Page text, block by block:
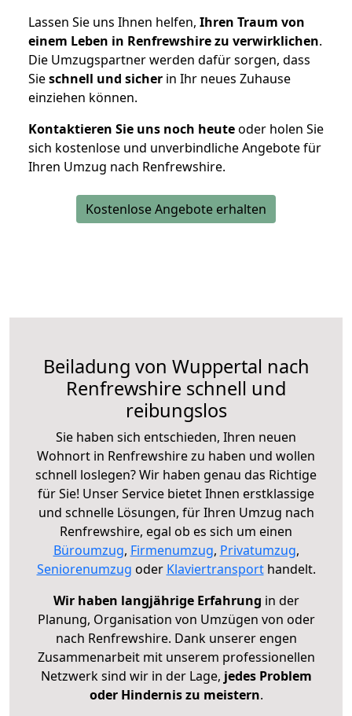
Lassen Sie uns Ihnen helfen, Ihren Traum von
einem Leben in Renfrewshire zu verwirklichen.
Die Umzugspartner werden dafür sorgen, dass
Sieschnell und sicher in Ihr neues Zuhause
einziehen können.
Kontaktieren Sie uns noch heuteoder holen Sie
sich kostenlose und unverbindliche Angebote für
Ihren Umzug nach Renfrewshire.
Kostenlose Angebote erhalten
Beiladung von Wuppertal nach
Renfrewshire schnell und
reibungslos
Sie haben sich entschieden, Ihren neuen
Wohnort in Renfrewshire zu haben und wollen
schnell loslegen? Wir haben genau das Richtige
für Sie! Unser Service bietet Ihnen erstklassige
und schnelle Lösungen, für Ihren Umzug nach
Renfrewshire, egal ob es sich um einen
Büroumzug, Firmenumzug, Privatumzug,
Seniorenumzug oder Klaviertransporthandelt.
Wir haben langjährige Erfahrung in der
Planung, Organisation von Umzügen von oder
nach Renfrewshire. Dank unserer engen
Zusammenarbeit mit unserem professionellen
Netzwerk sind wir in der Lage, jedes Problem
oder Hindernis zu meistern.